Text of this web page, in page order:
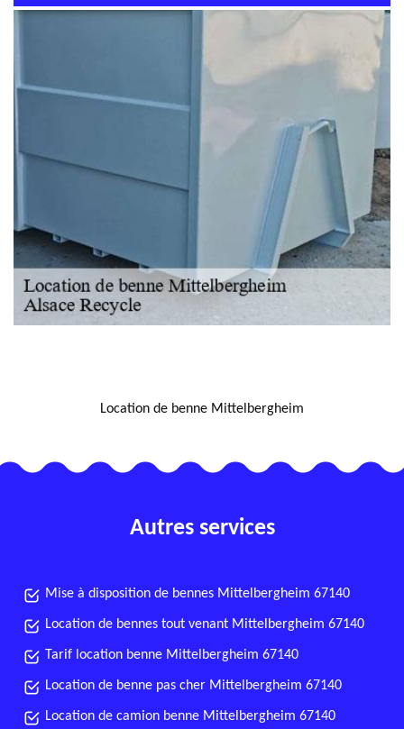
Location de benne Mittelbergheim
Autres services
Mise à disposition de bennes Mittelbergheim 67140
Location de bennes tout venant Mittelbergheim 67140
Tarif location benne Mittelbergheim 67140
Location de benne pas cher Mittelbergheim 67140
Location de camion benne Mittelbergheim 67140